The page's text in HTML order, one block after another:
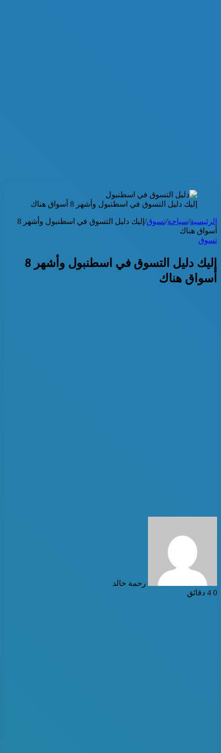
إليك دليل التسوق في اسطنبول وأشهر 8 أسواق هناك
الرئيسية/سياحة/تسوق/
إليك دليل التسوق في اسطنبول وأشهر 8
أسواق هناك
تسوق
إليك دليل التسوق في اسطنبول وأشهر 8
أسواق هناك
رحمة خالد
0